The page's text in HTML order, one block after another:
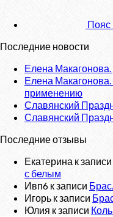
Последние новости
Елена
Елена Макагонова.
применению
Славянский
Славянский
Последние отзывы
Екатерина к записи
с белым
Ивп6 к записи
Игорь к записи
Юлия к записи